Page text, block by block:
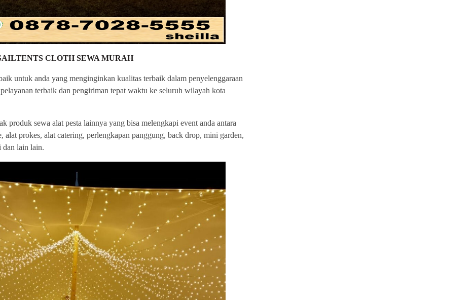
CLOTH SEWA MURAH
untuk anda yang menginginkan kualitas terbaik dalam penyelenggaraan
terbaik dan pengiriman tepat waktu ke seluruh wilayah kota
produk sewa alat pesta lainnya yang bisa melengkapi event anda antara
alat prokes, alat catering, perlengkapan panggung, back drop, mini garden,
dan lain lain.